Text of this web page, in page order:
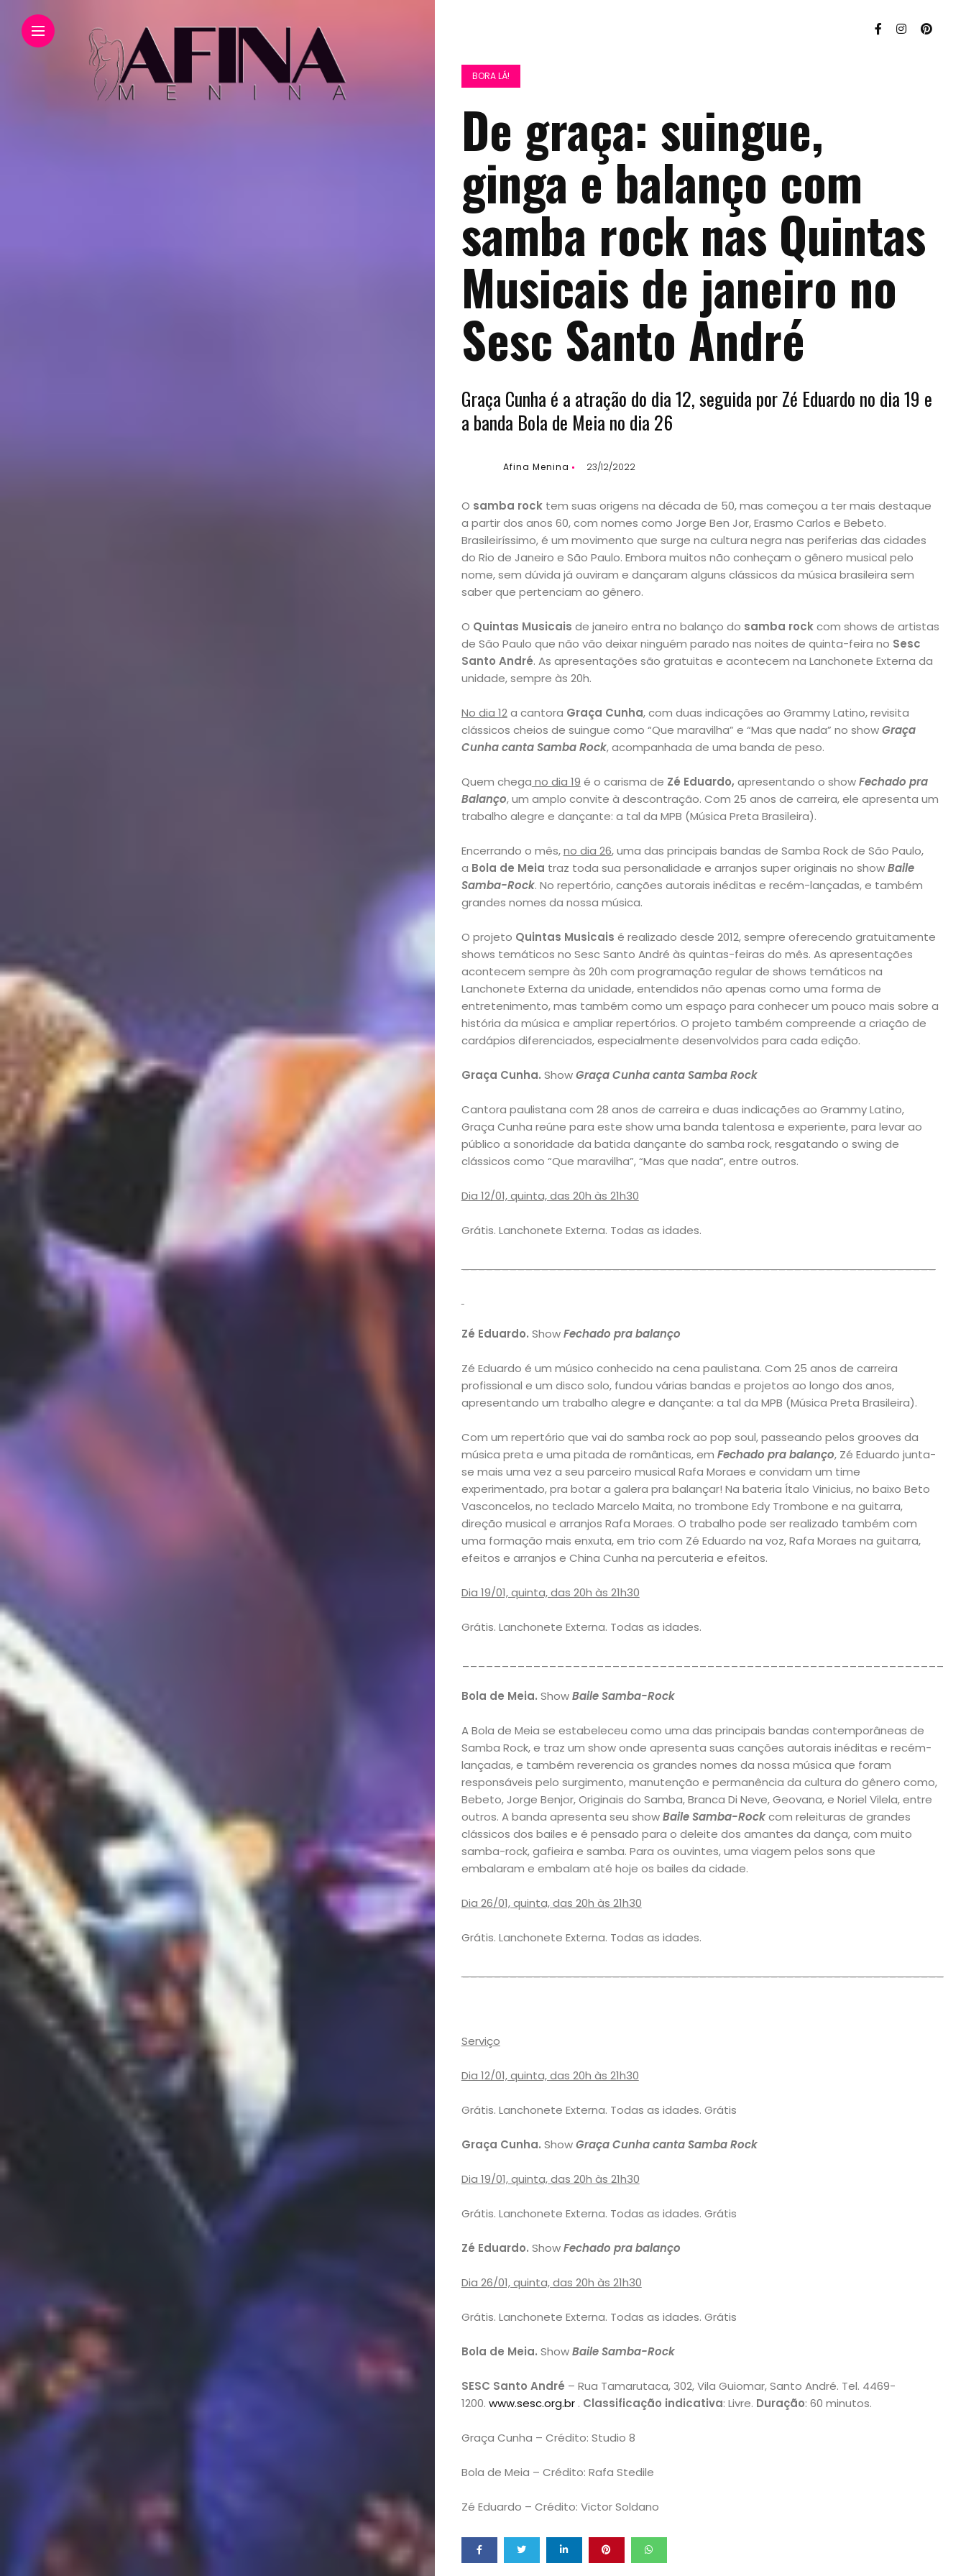
Início
Academia
Beleza
Bora
lá!
Casa
e
Decoração
Homem
Mães
&
Filhos
Notícias
Opinião
Pets
Receitas
Saúde
Qualidade
de
Vida
Sexualidade
Variedades
BORA LÁ!
De graça: suingue,
ginga e balanço com
samba rock nas Quintas
Musicais de janeiro no
Sesc Santo André
Graça Cunha é a atração do dia 12, seguida por Zé Eduardo no dia 19 e
a banda Bola de Meia no dia 26
Afina Menina 23/12/2022
O samba rocktem suas origens na década de 50, mas começou a ter mais destaque
a partir dos anos 60, com nomes como Jorge Ben Jor, Erasmo Carlos e Bebeto.
Brasileiríssimo, é um movimento que surge na cultura negra nas periferias das cidades
do Rio de Janeiro e São Paulo. Embora muitos não conheçam o gênero musical pelo
nome, sem dúvida já ouviram e dançaram alguns clássicos da música brasileira sem
saber que pertenciam ao gênero.
O Quintas Musicais de janeiro entra no balanço do samba rock com shows de artistas
de São Paulo que não vão deixar ninguém parado nas noites de quinta-feira no Sesc
Santo André. As apresentações são gratuitas e acontecem na Lanchonete Externa da
unidade, sempre às 20h.
No dia 12a cantora Graça Cunha, com duas indicações ao Grammy Latino, revisita
clássicos cheios de suingue como “Que maravilha” e “Mas que nada” no showGraça
Cunha canta Samba Rock, acompanhada de uma banda de peso.
Quem chega no dia 19 é o carisma de Zé Eduardo, apresentando o showFechado pra
Balanço, um amplo convite à descontração. Com 25 anos de carreira, ele apresenta um
trabalho alegre e dançante: a tal da MPB (Música Preta Brasileira).
Encerrando o mês,no dia 26, uma das principais bandas de Samba Rock de São Paulo,
a Bola de Meia traz toda sua personalidade e arranjos super originais no showBaile
Samba-Rock. No repertório, canções autorais inéditas e recém-lançadas, e também
grandes nomes da nossa música.
O projeto Quintas Musicais é realizado desde 2012, sempre oferecendo gratuitamente
shows temáticos no Sesc Santo André às quintas-feiras do mês. As apresentações
acontecem sempre às 20h com programação regular de shows temáticos na
Lanchonete Externa da unidade, entendidos não apenas como uma forma de
entretenimento, mas também como um espaço para conhecer um pouco mais sobre a
história da música e ampliar repertórios. O projeto também compreende a criação de
cardápios diferenciados, especialmente desenvolvidos para cada edição.
Graça Cunha. Show Graça Cunha canta Samba Rock
Cantora paulistana com 28 anos de carreira e duas indicações ao Grammy Latino,
Graça Cunha reúne para este show uma banda talentosa e experiente, para levar ao
público a sonoridade da batida dançante do samba rock, resgatando o swing de
clássicos como “Que maravilha”, “Mas que nada”, entre outros.
Dia 12/01, quinta, das 20h às 21h30
Grátis. Lanchonete Externa. Todas as idades.
Zé Eduardo. Show Fechado pra balanço
Zé Eduardo é um músico conhecido na cena paulistana. Com 25 anos de carreira
profissional e um disco solo, fundou várias bandas e projetos ao longo dos anos,
apresentando um trabalho alegre e dançante: a tal da MPB (Música Preta Brasileira).
Com um repertório que vai do samba rock ao pop soul, passeando pelos grooves da
música preta e uma pitada de românticas, em Fechado pra balanço, Zé Eduardo junta-
se mais uma vez a seu parceiro musical Rafa Moraes e convidam um time
experimentado, pra botar a galera pra balançar! Na bateria Ítalo Vinicius, no baixo Beto
Vasconcelos, no teclado Marcelo Maita, no trombone Edy Trombone e na guitarra,
direção musical e arranjos Rafa Moraes. O trabalho pode ser realizado também com
uma formação mais enxuta, em trio com Zé Eduardo na voz, Rafa Moraes na guitarra,
efeitos e arranjos e China Cunha na percuteria e efeitos.
Dia 19/01, quinta, das 20h às 21h30
Grátis. Lanchonete Externa. Todas as idades.
Bola de Meia. Show Baile Samba-Rock
A Bola de Meia se estabeleceu como uma das principais bandas contemporâneas de
Samba Rock, e traz um show onde apresenta suas canções autorais inéditas e recém-
lançadas, e também reverencia os grandes nomes da nossa música que foram
responsáveis pelo surgimento, manutenção e permanência da cultura do gênero como,
Bebeto, Jorge Benjor, Originais do Samba, Branca Di Neve, Geovana, e Noriel Vilela, entre
outros. A banda apresenta seu showBaile Samba-Rockcom releituras de grandes
clássicos dos bailes e é pensado para o deleite dos amantes da dança, com muito
samba-rock, gafieira e samba. Para os ouvintes, uma viagem pelos sons que
embalaram e embalam até hoje os bailes da cidade.
Dia 26/01, quinta, das 20h às 21h30
Grátis. Lanchonete Externa. Todas as idades.
Serviço
Dia 12/01, quinta, das 20h às 21h30
Grátis. Lanchonete Externa. Todas as idades. Grátis
Graça Cunha. Show Graça Cunha canta Samba Rock
Dia 19/01, quinta, das 20h às 21h30
Grátis. Lanchonete Externa. Todas as idades. Grátis
Zé Eduardo. Show Fechado pra balanço
Dia 26/01, quinta, das 20h às 21h30
Grátis. Lanchonete Externa. Todas as idades. Grátis
Bola de Meia. Show Baile Samba-Rock
SESC Santo André – Rua Tamarutaca, 302, Vila Guiomar, Santo André. Tel. 4469-
1200. www.sesc.org.br. Classificação indicativa: Livre. Duração: 60 minutos.
Graça Cunha – Crédito: Studio 8
Bola de Meia – Crédito: Rafa Stedile
Zé Eduardo – Crédito: Victor Soldano